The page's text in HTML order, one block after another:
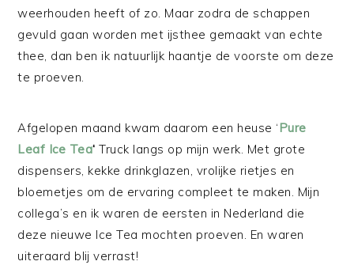
weerhouden heeft of zo. Maar zodra de schappen
gevuld gaan worden met ijsthee gemaakt van echte
thee, dan ben ik natuurlijk haantje de voorste om deze
te proeven.
Afgelopen maand kwam daarom een heuse ‘Pure
Leaf Ice Tea‘ Truck langs op mijn werk. Met grote
dispensers, kekke drinkglazen, vrolijke rietjes en
bloemetjes om de ervaring compleet te maken. Mijn
collega’s en ik waren de eersten in Nederland die
deze nieuwe Ice Tea mochten proeven. En waren
uiteraard blij verrast!